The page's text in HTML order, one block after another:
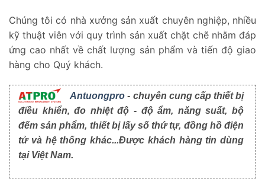
Chúng tôi có nhà xưởng sản xuất chuyên nghiệp, nhiều
kỹ thuật viên với quy trình sản xuất chặt chẽ nhằm đáp
ứng cao nhất về chất lượng sản phẩm và tiến độ giao
hàng cho Quý khách.
Antuongpro - chuyên cung cấp thiết bị
điều khiển, đo nhiệt độ - độ ẩm, năng suất, bộ
đếm sản phẩm, thiết bị lấy số thứ tự, đồng hồ điện
tử và hệ thống khác...Được khách hàng tin dùng
tại Việt Nam.